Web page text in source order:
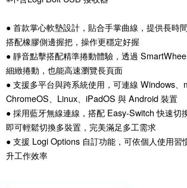
● 首款掌心軟墊設計，貼合手掌曲線，提供長時
搭配橡膠側邊握把，操作更穩定好握
● 靜音點擊搭配精準捲動體驗，透過
細緻捲動，也能高速瀏覽長頁面
● 支援多平台與跨系統使用，可連線 Windows、
ChromeOS、Linux、iPadOS 與 Android 裝置
● 採用藍牙無線連線，搭配 Easy-Switch 快速切
即可輕鬆切換多裝置，完美滿足多工需求
● 支援 Logi Options 自訂功能，可依個人使用習
升工作效率